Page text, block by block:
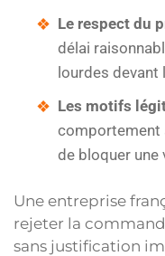
Le respect du
délai
lourdes devant
Les motifs
comportement
de bloquer une
Une entreprise
rejeter la
sans justification